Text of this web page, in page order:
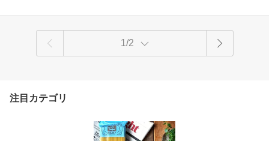
1/2
注目カテゴリ